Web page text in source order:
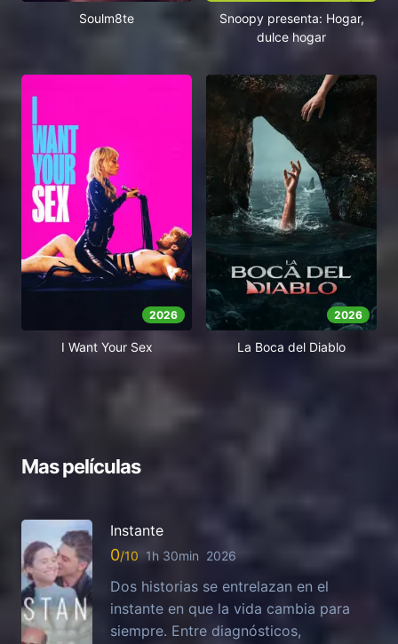
Soulm8te
Snoopy presenta: Hogar,
dulce hogar
2026
I Want Your Sex
2026
La Boca del Diablo
Mas películas
Instante
0 1h 30min 2026
Dos historias se entrelazan en el
instante en que la vida cambia para
siempre. Entre diagnósticos,